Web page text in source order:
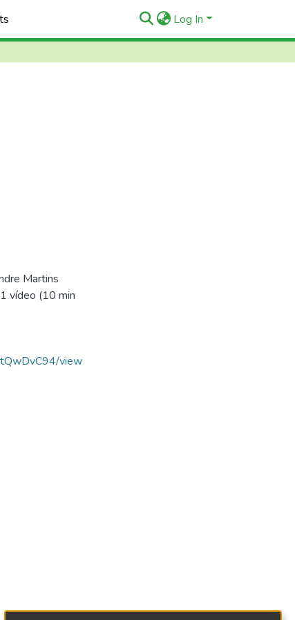
Log In
Martins
vídeo (10 min
view